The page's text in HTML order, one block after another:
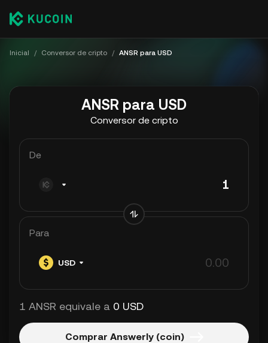
Inicial / Conversor de cripto / ANSR para USD
ANSR para USD
Conversor de cripto
De
Para
USD
1 ANSR equivale a 0 USD
Comprar Answerly (coin)